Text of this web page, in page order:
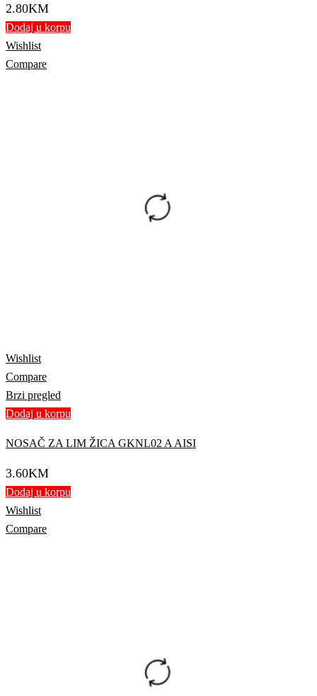
2.80KM
Dodaj u korpu
Wishlist
Compare
Wishlist
Compare
Brzi pregled
Dodaj u korpu
NOSAČ ZA LIM ŽICA GKNL02 A AISI
3.60KM
Dodaj u korpu
Wishlist
Compare